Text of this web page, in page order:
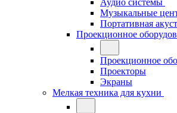
Аудио системы
Музыкальные
Портативная
Проекционное
Проекционное
Проекторы
Экраны
Мелкая техника для кухни